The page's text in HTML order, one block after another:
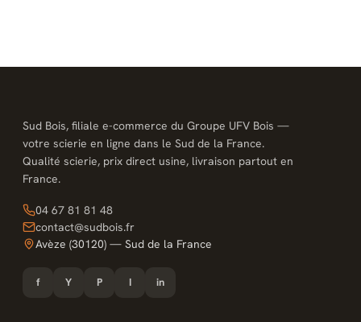
Sud Bois, filiale e-commerce du Groupe UFV Bois —
votre scierie en ligne dans le Sud de la France.
Qualité scierie, prix direct usine, livraison partout en
France.
04 67 81 81 48
contact@sudbois.fr
Avèze (30120) — Sud de la France
f Y P I in